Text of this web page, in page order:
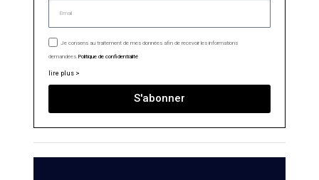
Je consens au traitement de mes données afin de recevoir les informations
demandées. Politique de confidentialité
lire plus >
S'abonner